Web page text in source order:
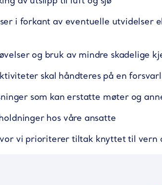
i forkant av eventuelle utvidelser
og bruk av mindre skadelige
skal håndteres på en
som kan erstatte møter og
hos våre ansatte
vi prioriterer tiltak knyttet til vern